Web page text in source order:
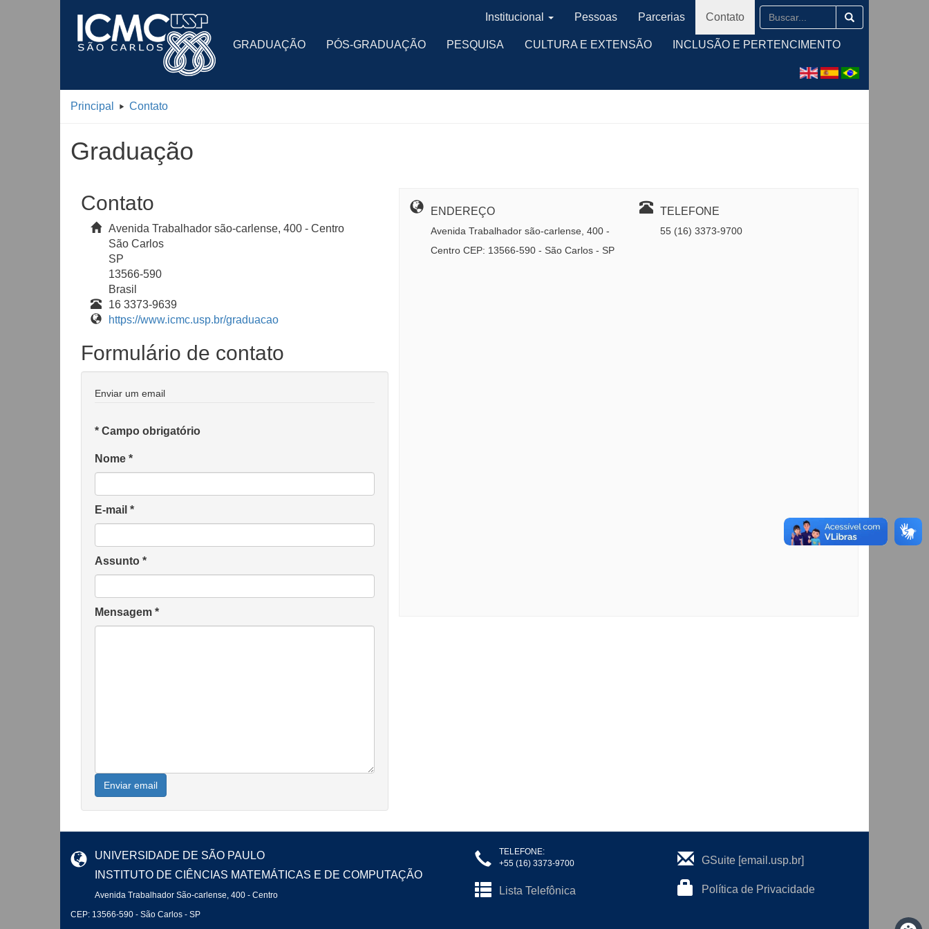
GRADUAÇÃO PÓS-GRADUAÇÃO PESQUISA CULTURA E EXTENSÃO INCLUSÃO E PERTENCIMENTO
Institucional Pessoas Parcerias Contato
Principal Contato
Graduação
Contato
Avenida Trabalhador são-carlense, 400 - Centro
São Carlos
SP
13566-590
Brasil
16 3373-9639
https://www.icmc.usp.br/graduacao
Formulário de contato
Enviar um email
* Campo obrigatório
Nome *
E-mail *
Assunto *
Mensagem *
Enviar email
ENDEREÇO
Avenida Trabalhador são-carlense, 400 -
Centro CEP: 13566-590 - São Carlos - SP
TELEFONE
55 (16) 3373-9700
UNIVERSIDADE DE SÃO PAULO
INSTITUTO DE CIÊNCIAS MATEMÁTICAS E DE COMPUTAÇÃO
Avenida Trabalhador São-carlense, 400 - Centro
CEP: 13566-590 - São Carlos - SP
TELEFONE:
+55 (16) 3373-9700
Lista Telefônica
GSuite [email.usp.br]
Política de Privacidade